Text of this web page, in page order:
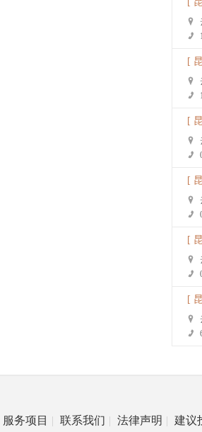
[
[
[
[
[
服务项目 | 联系我们 | 法律声明 | 建议